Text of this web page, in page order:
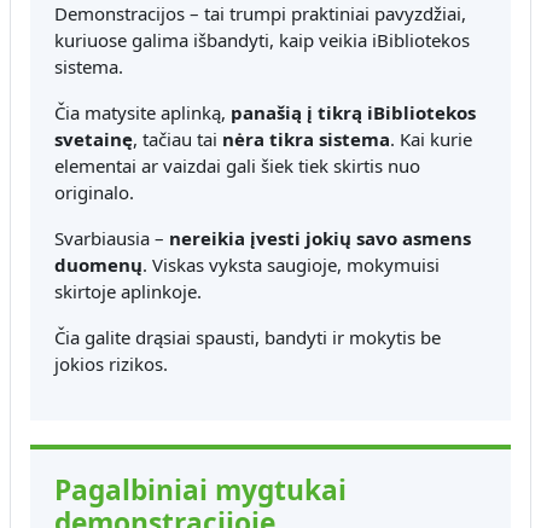
Demonstracijos – tai trumpi praktiniai pavyzdžiai,
kuriuose galima išbandyti, kaip veikia iBibliotekos
sistema.
Čia matysite aplinką, panašią į tikrą iBibliotekos
svetainę, tačiau tai nėra tikra sistema. Kai kurie
elementai ar vaizdai gali šiek tiek skirtis nuo
originalo.
Svarbiausia – nereikia įvesti jokių savo asmens
duomenų. Viskas vyksta saugioje, mokymuisi
skirtoje aplinkoje.
Čia galite drąsiai spausti, bandyti ir mokytis be
jokios rizikos.
Pagalbiniai mygtukai